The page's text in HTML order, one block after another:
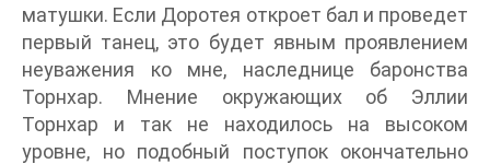
матушки. Если Доротея откроет бал и проведет
первый танец, это будет явным проявлением
неуважения ко мне, наследнице баронства
Торнхар. Мнение окружающих об Эллии
Торнхар и так не находилось на высоком
уровне, но подобный поступок окончательно